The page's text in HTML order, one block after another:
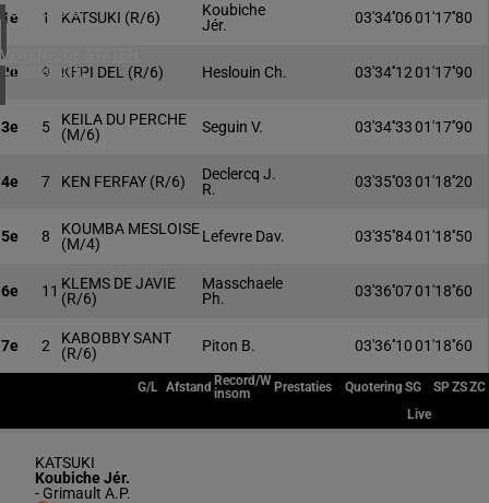
1 meeting(s)
VERENIGDE STATEN
4 meeting(s)
1e 1 KATSUKI (R/6)
Koubiche
Jér.
03'34''0601'17''80
2e 9 KEPI DEL (R/6) Heslouin Ch. 03'34''1201'17''90
3e 5
KEILA DU PERCHE
(M/6)
Seguin V. 03'34''3301'17''90
4e 7 KEN FERFAY (R/6)
Declercq J.
R.
03'35''0301'18''20
5e 8
KOUMBA MESLOISE
(M/4)
Lefevre Dav. 03'35''8401'18''50
6e 11 KLEMS DE JAVIE
(R/6)
Masschaele
Ph.
03'36''0701'18''60
7e 2
KABOBBY SANT
(R/6)
Piton B. 03'36''1001'18''60
G/L Afstand Record/W
insom
Prestaties QuoteringSG SPZSZC
Live
KATSUKI
Koubiche Jér.
- Grimault A.P.